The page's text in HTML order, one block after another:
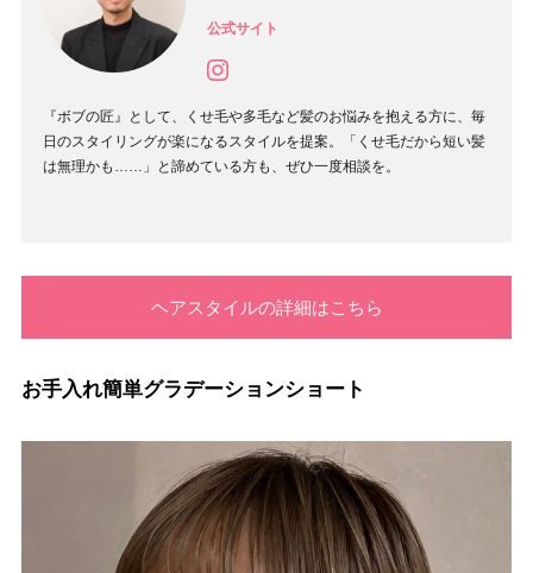
公式サイト
『ボブの匠』として、くせ毛や多毛など髪のお悩みを抱える方に、毎
日のスタイリングが楽になるスタイルを提案。「くせ毛だから短い髪
は無理かも……」と諦めている方も、ぜひ一度相談を。
ヘアスタイルの詳細はこちら
お手入れ簡単グラデーションショート